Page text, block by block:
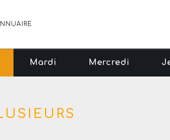
Mardi Mercredi